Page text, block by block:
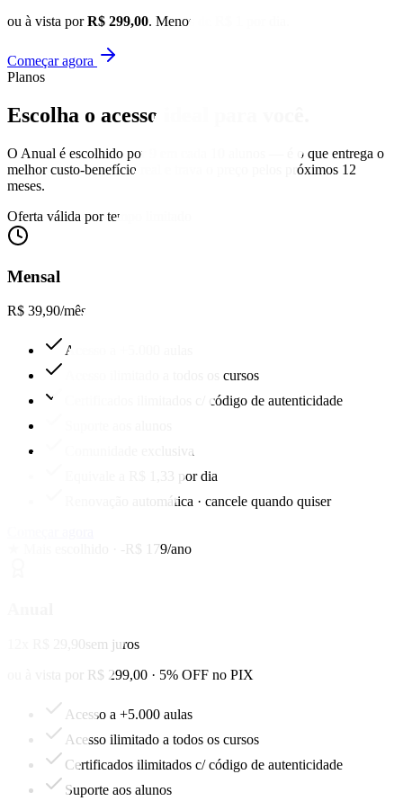
ou à vista porR$ 299,00. Menos de R$ 1 por dia.
Começar agora
Planos
Escolha o acesso
O Anual é escolhido por 9 em cada 10 alunos — é o que entrega o
melhor custo-benefício real e trava o preço pelos próximos 12
meses.
Oferta válida por tempo limitado
Mensal
R$ 39,90/mês
Acesso a +5.000 aulas
Acesso ilimitado a todos os cursos
Certificados ilimitados c/ código de autenticidade
Comunidade exclusiva
Equivale a R$ 1,33 por dia
Renovação automática · cancele quando quiser
★ Mais escolhido · -R$ 179/ano
12x R$ 29,90sem juros
ou à vista por R$ 299,00 · 5% OFF no PIX
Acesso a +5.000 aulas
Acesso ilimitado a todos os cursos
Certificados ilimitados c/ código de autenticidade
Suporte aos alunos